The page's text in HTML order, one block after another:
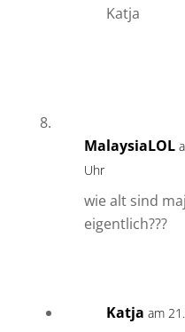
Katja
MalaysiaLOL
Uhr
wie alt sind
eigentlich???
Katja am